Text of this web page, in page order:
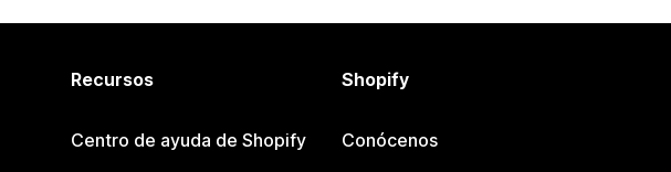
Recursos
Centro de ayuda de Shopify
Shopify
Conócenos